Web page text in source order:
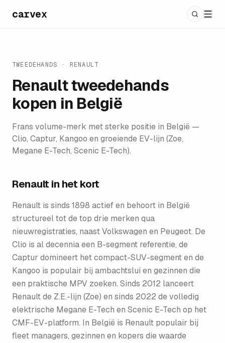
carvex
TWEEDEHANDS · RENAULT
Renaulttweedehands
kopen in België
Frans volume-merk met sterke positie in België —
Clio, Captur, Kangoo en groeiende EV-lijn (Zoe,
Megane E-Tech, Scenic E-Tech).
Renault in het kort
Renault is sinds 1898 actief en behoort in België
structureel tot de top drie merken qua
nieuwregistraties, naast Volkswagen en Peugeot. De
Clio is al decennia een B-segment referentie, de
Captur domineert het compact-SUV-segment en de
Kangoo is populair bij ambachtslui en gezinnen die
een praktische MPV zoeken. Sinds 2012 lanceert
Renault de Z.E.-lijn (Zoe) en sinds 2022 de volledig
elektrische Megane E-Tech en Scenic E-Tech op het
CMF-EV-platform. In België is Renault populair bij
fleet managers, gezinnen en kopers die waarde